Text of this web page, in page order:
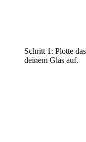
Schritt 1: Plotte
deinem Glas auf.